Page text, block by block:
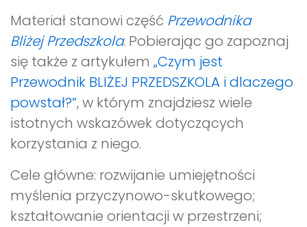
Materiał stanowi część Przewodnika
Bliżej Przedszkola. Pobierając go zapoznaj
się także z artykułem „Czym jest
Przewodnik BLIŻEJ PRZEDSZKOLA i dlaczego
powstał?”, w którym znajdziesz wiele
istotnych wskazówek dotyczących
korzystania z niego.
Cele główne: rozwijanie umiejętności
myślenia przyczynowo-skutkowego;
kształtowanie orientacji w przestrzeni;